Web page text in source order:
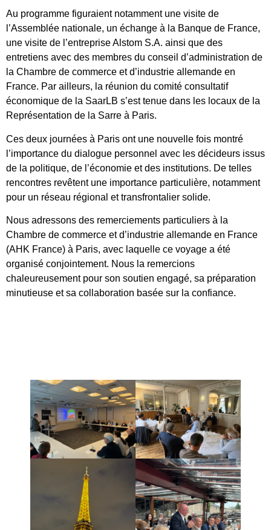
Au programme figuraient notamment une visite de
l’Assemblée nationale, un échange à la Banque de France,
une visite de l’entreprise Alstom S.A. ainsi que des
entretiens avec des membres du conseil d’administration de
la Chambre de commerce et d’industrie allemande en
France. Par ailleurs, la réunion du comité consultatif
économique de la SaarLB s’est tenue dans les locaux de la
Représentation de la Sarre à Paris.
Ces deux journées à Paris ont une nouvelle fois montré
l’importance du dialogue personnel avec les décideurs issus
de la politique, de l’économie et des institutions. De telles
rencontres revêtent une importance particulière, notamment
pour un réseau régional et transfrontalier solide.
Nous adressons des remerciements particuliers à la
Chambre de commerce et d’industrie allemande en France
(AHK France) à Paris, avec laquelle ce voyage a été
organisé conjointement. Nous la remercions
chaleureusement pour son soutien engagé, sa préparation
minutieuse et sa collaboration basée sur la confiance.